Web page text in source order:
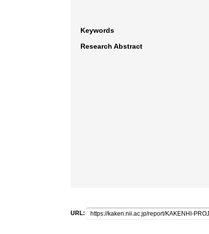
Keywords
Research Abstract
URL: